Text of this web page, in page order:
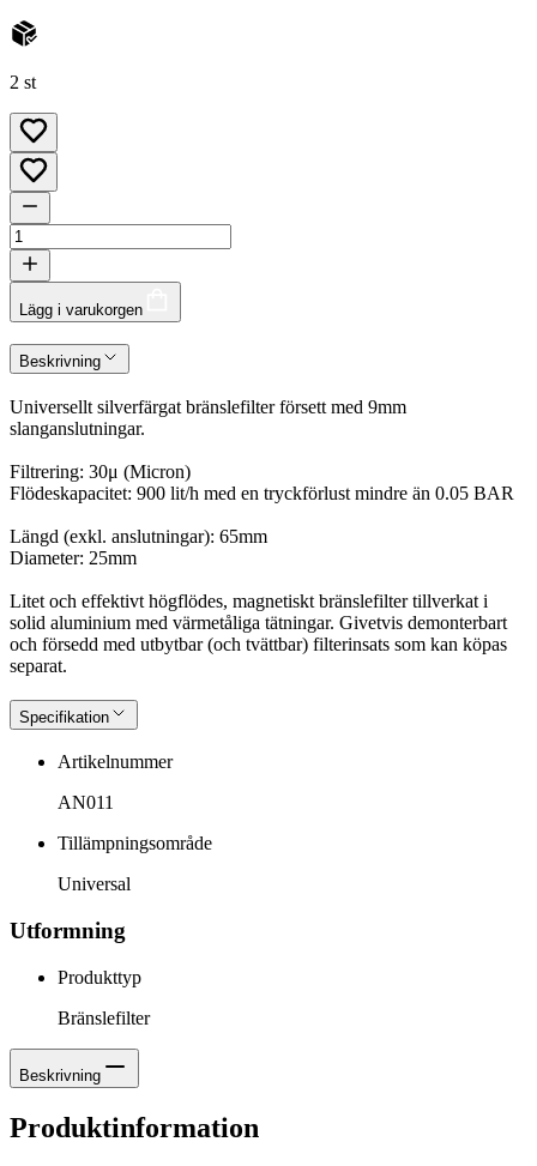
2 st
Lägg i varukorgen
Beskrivning
Universellt silverfärgat bränslefilter försett med 9mm
slanganslutningar.
Filtrering: 30μ (Micron)
Flödeskapacitet: 900 lit/h med en tryckförlust mindre än 0.05 BAR
Längd (exkl. anslutningar): 65mm
Diameter: 25mm
Litet och effektivt högflödes, magnetiskt bränslefilter tillverkat i
solid aluminium med värmetåliga tätningar. Givetvis demonterbart
och försedd med utbytbar (och tvättbar) filterinsats som kan köpas
separat.
Specifikation
Artikelnummer
AN011
Tillämpningsområde
Universal
Utformning
Produkttyp
Bränslefilter
Beskrivning
Produktinformation